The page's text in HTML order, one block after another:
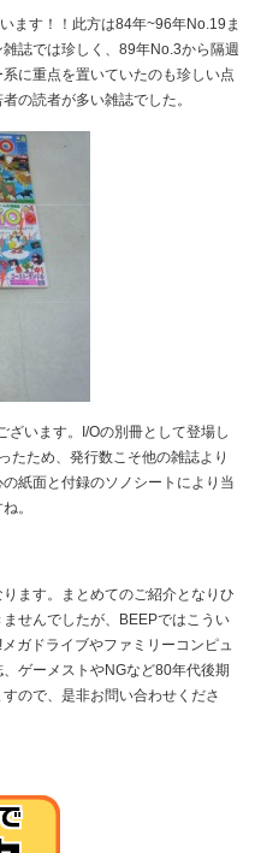
ます！！此方は84年~96年No.19ま
誌では珍しく、89年No.3から隔週
に重点を置いていたのも珍しい点
の読者が多い雑誌でした。
います。I/Oの別冊として登場し
たため、発行数こそ他の雑誌より
紙面と付録のソノシートにより当
。
ます。まとめてのご紹介となりひ
せんでしたが、BEEPではこうい
ガドライブやファミリーコンピュ
ゲーメストやNGなど80年代後期
ので、是非お問い合わせくださ